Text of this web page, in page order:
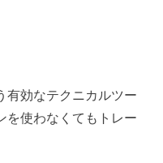
有効なテクニカルツー
を使わなくてもトレー